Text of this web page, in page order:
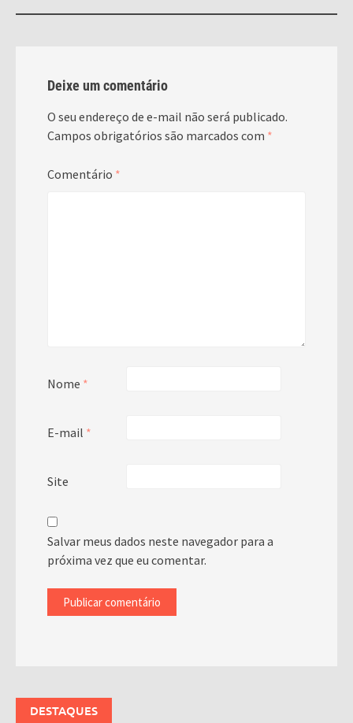
Deixe um comentário
O seu endereço de e-mail não será publicado.
Campos obrigatórios são marcados com *
Comentário *
Nome *
E-mail *
Site
Salvar meus dados neste navegador para a
próxima vez que eu comentar.
DESTAQUES